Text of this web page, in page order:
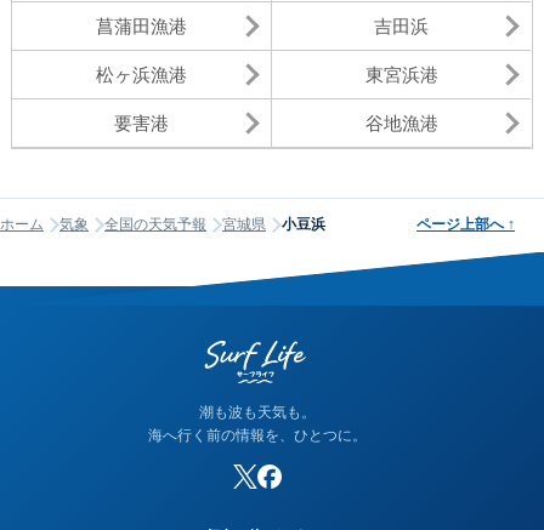
菖蒲田漁港 吉田浜
松ヶ浜漁港 東宮浜港
要害港 谷地漁港
ホーム 気象 全国の天気予報 宮城県 小豆浜 ページ上部へ ↑
潮も波も天気も。
海へ行く前の情報を、ひとつに。